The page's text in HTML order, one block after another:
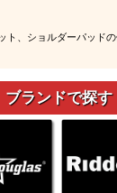
ト、ショルダーパッド
ブランドで探す